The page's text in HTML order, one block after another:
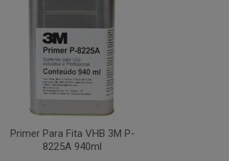
Primer Para Fita VHB 3M P-
8225A 940ml